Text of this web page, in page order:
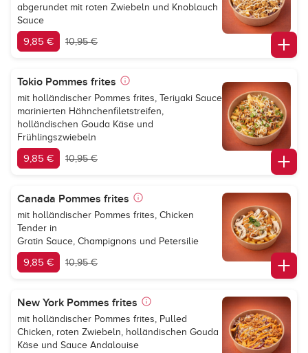
abgerundet mit roten Zwiebeln und Knoblauch
Sauce
9,85 € 10,95 €
Tokio Pommes frites
mit holländischer Pommes frites, Teriyaki Sauce
marinierten Hähnchenfiletstreifen,
holländischen Gouda Käse und
Frühlingszwiebeln
9,85 € 10,95 €
Canada Pommes frites
mit holländischer Pommes frites, Chicken
Tender in
Gratin Sauce, Champignons und Petersilie
9,85 € 10,95 €
New York Pommes frites
mit holländischer Pommes frites, Pulled
Chicken, roten Zwiebeln, holländischen Gouda
Käse und Sauce Andalouise